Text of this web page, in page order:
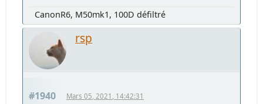
CanonR6, M50mk1, 100D défiltré
rsp
#1940 Mars 05, 2021, 14:42:31